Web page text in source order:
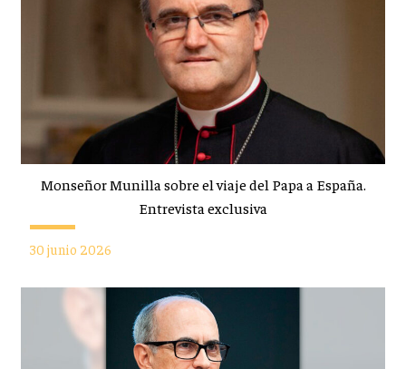
Monseñor Munilla sobre el viaje del Papa a España.
Entrevista exclusiva
30 junio 2026